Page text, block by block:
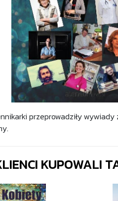
przeprowadziły
KUPOWALI